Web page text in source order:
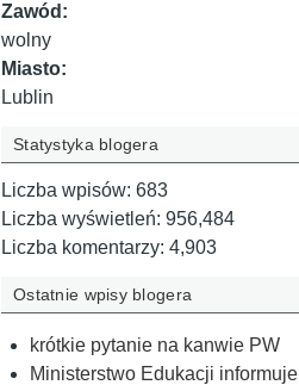
Zawód:
wolny
Miasto:
Lublin
Statystyka blogera
Liczba wpisów: 683
Liczba wyświetleń: 956,484
Liczba komentarzy: 4,903
Ostatnie wpisy blogera
krótkie pytanie na kanwie PW
Ministerstwo Edukacji informuje